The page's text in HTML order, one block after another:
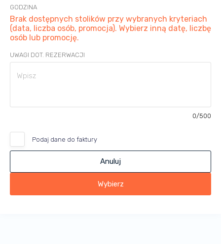
GODZINA
Brak dostępnych stolików przy wybranych kryteriach
(data, liczba osób, promocja). Wybierz inną datę, liczbę
osób lub promocję.
UWAGI DOT. REZERWACJI
0/500
Podaj dane do faktury
Anuluj
Wybierz